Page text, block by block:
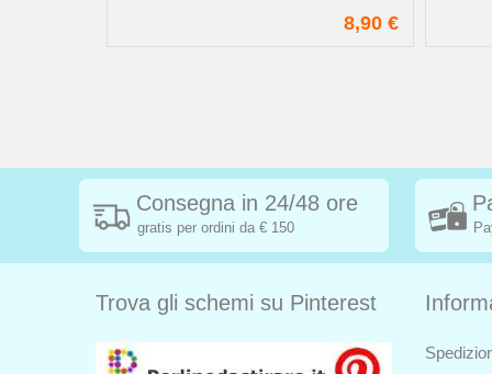
8,90 €
Consegna in 24/48 ore
gratis per ordini da € 150
Trova gli schemi su Pinterest